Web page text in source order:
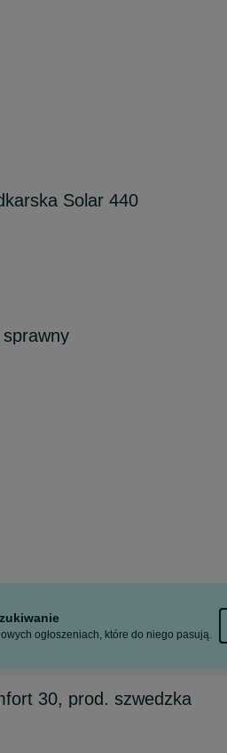
Solar 440
sprawny
ogłoszeniach, które do niego pasują.
30, prod. szwedzka